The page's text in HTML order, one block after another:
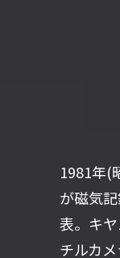
1981年(
が磁気
表。キ
チルカ